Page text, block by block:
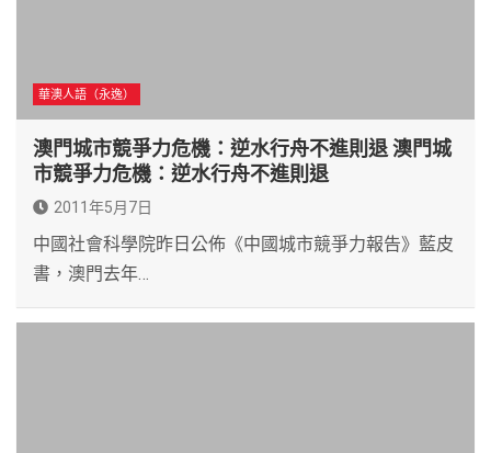
華澳人語（永逸）
澳門城市競爭力危機：逆水行舟不進則退 澳門城
市競爭力危機：逆水行舟不進則退
2011年5月7日
中國社會科學院昨日公佈《中國城市競爭力報告》藍皮
書，澳門去年…